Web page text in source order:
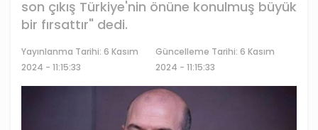
son çıkış Türkiye'nin önüne konulmuş büyük
bir fırsattır" dedi.
Yayınlanma Tarihi: 6 Kasım
2024 - 11:15:33
Güncelleme Tarihi: 6 Kasım
2024 - 11:15:33